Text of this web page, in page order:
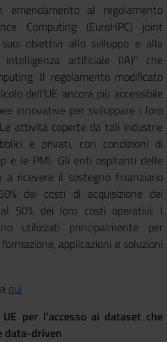
al regolamento
Computing (EuroHPC) joint
obiettivi allo sviluppo e alla
artificiale (IA)" che
Il regolamento modificato
dell'UE ancora più accessibile
innovative per sviluppare i loro
attività coperte da tali industrie
e privati, con condizioni di
e le PMI. Gli enti ospitanti delle
ricevere il sostegno finanziario
dei costi di acquisizione dei
50% dei loro costi operativi. I
utilizzati principalmente per
applicazioni e soluzioni
qui
per l'accesso ai dataset che
data-driven